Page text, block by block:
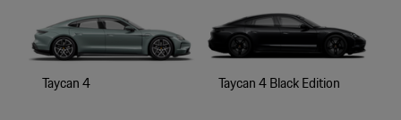
Taycan 4 Taycan 4 Black Edition